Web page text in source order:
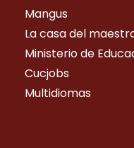
Mangus
La casa del
Ministerio de
Cucjobs
Multidiomas